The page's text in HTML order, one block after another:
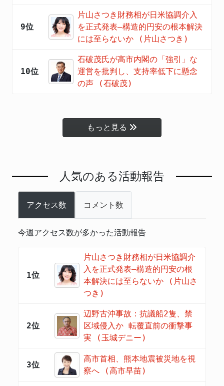
9位
片山さつき財務相が日米協調介入
を正式発表―構造的円安の根本解決
には至らないか (片山さつき)
10位
石破茂氏が高市内閣の「強引」な
運営を批判し、支持率低下に懸念
の声 (石破茂)
もっと見る
人気のある活動報告
アクセス数 コメント数
今週アクセス数が多かった活動報告
1位
片山さつき財務相が日米協調介
入を正式発表―構造的円安の根
本解決には至らないか (片山さ
つき)
2位
辺野古沖事故：抗議船2隻、禁
区域侵入か 転覆直前の衝撃事
実 (玉城デニー)
3位
高市首相、熊本地震被災地を視
察へ (高市早苗)